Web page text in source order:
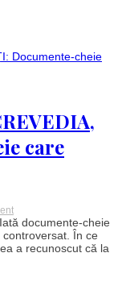
care
on
Patronii
stației
din
documente-cheie
În ce
a recunoscut că la